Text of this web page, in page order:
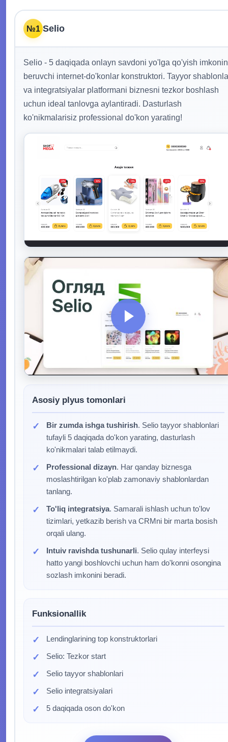
№1 Selio
Selio - 5 daqiqada onlayn savdoni yo'lga qo'yish
beruvchi internet-do'konlar konstruktori. Tayyor
va integratsiyalar platformani biznesni tezkor boshlash
uchun ideal tanlovga aylantiradi. Dasturlash
ko'nikmalarisiz professional do'kon yarating!
Asosiy plyus tomonlari
Bir zumda ishga tushirish. Selio tayyor shablonlari
tufayli 5 daqiqada do'kon yarating, dasturlash
ko'nikmalari talab etilmaydi.
Professional dizayn. Har qanday biznesga
moslashtirilgan ko'plab zamonaviy shablonlardan
tanlang.
To'liq integratsiya. Samarali ishlash uchun to'lov
tizimlari, yetkazib berish va CRMni bir marta bosish
orqali ulang.
Intuiv ravishda tushunarli. Selio qulay interfeysi
hatto yangi boshlovchi uchun ham do'konni osongina
sozlash imkonini beradi.
Funksionallik
Lеndinglarining top konstruktorlari
Selio: Tezkor start
Selio tayyor shablonlari
Selio integratsiyalari
5 daqiqada oson do'kon